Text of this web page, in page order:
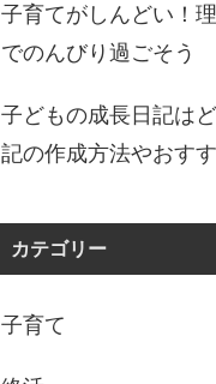
子育てがしんどい！
でのんびり過ごそう
子どもの成長日記は
記の作成方法やおす
カテゴリー
子育て